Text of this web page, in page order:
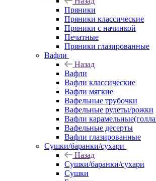
Пряники
Пряники классические
Пряники с начинкой
Печатные
Пряники глазированные
Вафли
Назад
Вафли
Вафли классические
Вафли мягкие
Вафельные трубочки
Вафельные рулеты/рожки
Вафли
Вафельные десерты
Вафли глазированные
Сушки/баранки/сухари
Назад
Сушки/баранки/сухари
Сушки